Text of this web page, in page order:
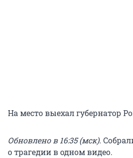
На место выехал губернатор
Обновлено в 16:35 (мск).
о трагедии в одном видео.